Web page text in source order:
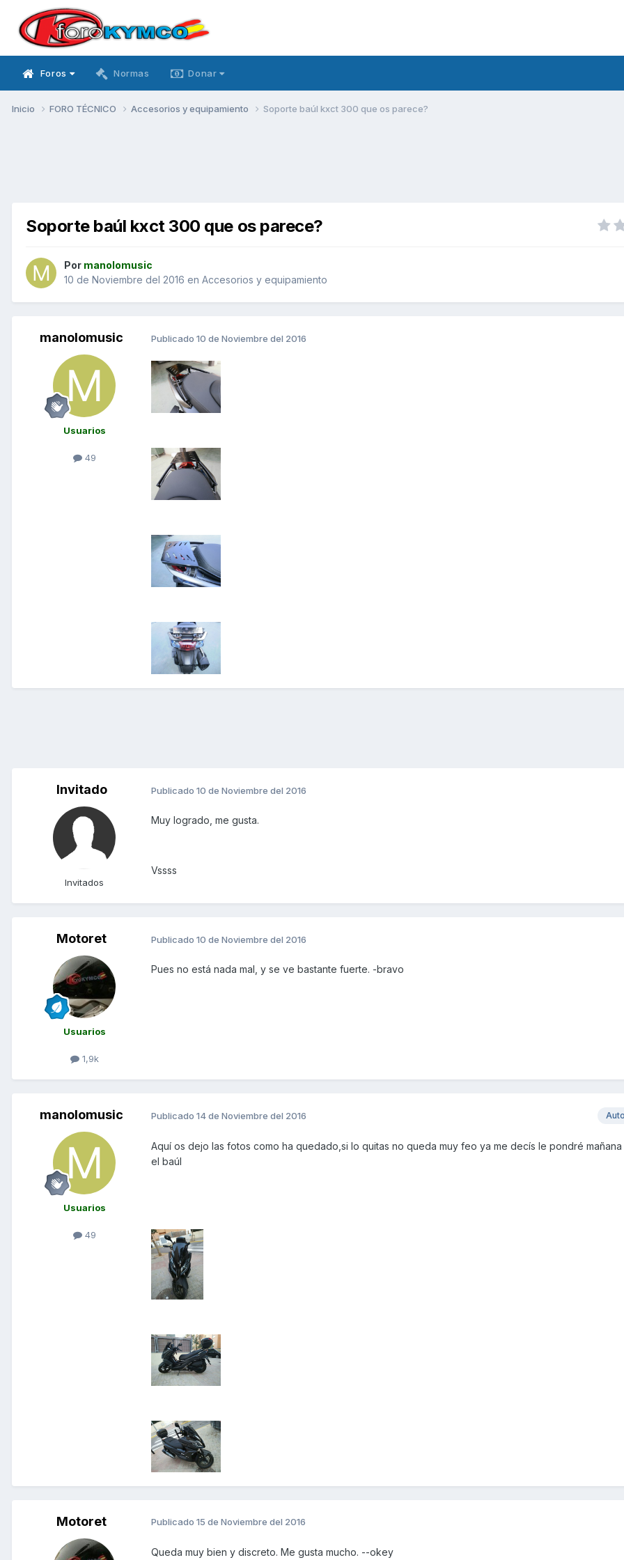
Foros Normas Donar
Inicio FORO TÉCNICO Accesorios y equipamiento Soporte baúl kxct 300 que os parece?
Soporte baúl kxct 300 que os parece?
Por manolomusic
10 de Noviembre del 2016 en Accesorios y equipamiento
manolomusic
Usuarios
49
Publicado 10 de Noviembre del 2016
Invitado
Invitados
Publicado 10 de Noviembre del 2016
Muy logrado, me gusta.
Vssss
Motoret
Usuarios
1,9k
Publicado 10 de Noviembre del 2016
Pues no está nada mal, y se ve bastante fuerte. -bravo
manolomusic
Usuarios
49
Publicado 14 de Noviembre del 2016
Aquí os dejo las fotos como ha quedado,si lo quitas no queda muy feo ya me decís le pondré mañana
el baúl
Motoret Publicado 15 de Noviembre del 2016
Queda muy bien y discreto. Me gusta mucho. --okey